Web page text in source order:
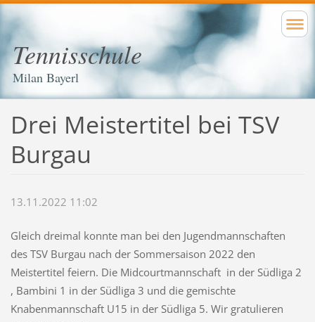
Tennisschule
Milan Bayerl
Drei Meistertitel bei TSV
Burgau
13.11.2022 11:02
Gleich dreimal konnte man bei den Jugendmannschaften
des TSV Burgau nach der Sommersaison 2022 den
Meistertitel feiern. Die Midcourtmannschaft in der Südliga 2
, Bambini 1 in der Südliga 3 und die gemischte
Knabenmannschaft U15 in der Südliga 5. Wir gratulieren